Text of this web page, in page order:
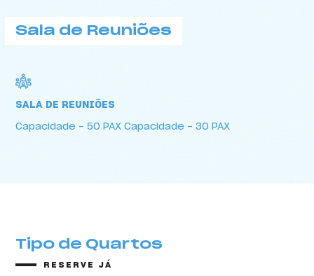
Sala de Reuniões
SALA DE REUNIÕES
Capacidade - 50 PAX Capacidade - 30 PAX
Tipo de Quartos
RESERVE JÁ